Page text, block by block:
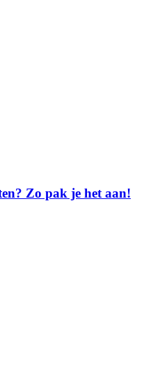
Zo pak je het aan!